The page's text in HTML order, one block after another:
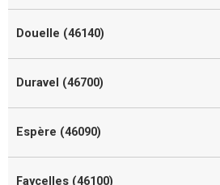
Douelle (46140)
Duravel (46700)
Espère (46090)
Faycelles (46100)